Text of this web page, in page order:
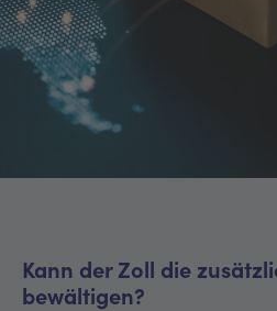
Kann der Zoll die
bewältigen?